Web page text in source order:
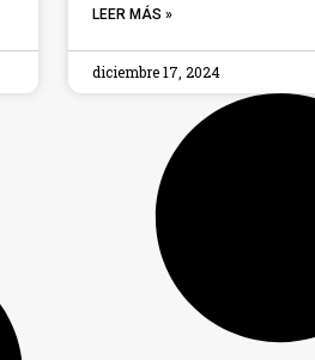
LEER MÁS »
diciembre 17, 2024